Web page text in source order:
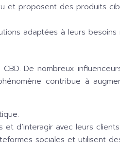
et proposent des produits
adaptées à leurs besoins
De nombreux
contribue à
d’interagir avec leurs clients.
sociales et utilisent